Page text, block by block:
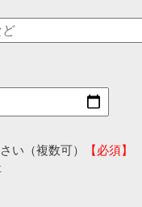
い（複数可）
【必須】